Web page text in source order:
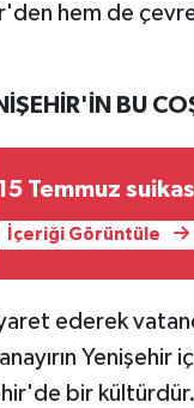
hem de
BU
Temmuz
İçeriği Görüntüle
ederek
bir